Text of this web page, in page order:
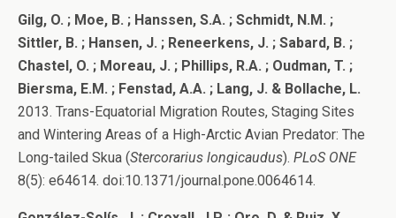
Gilg, O. ; Moe, B. ; Hanssen, S.A. ; Schmidt, N.M. ;
Sittler, B. ; Hansen, J. ; Reneerkens, J. ; Sabard, B. ;
Chastel, O. ; Moreau, J. ; Phillips, R.A. ; Oudman, T. ;
Biersma, E.M. ; Fenstad, A.A. ; Lang, J. & Bollache, L.
2013. Trans-Equatorial Migration Routes, Staging Sites
and Wintering Areas of a High-Arctic Avian Predator: The
Long-tailed Skua (Stercorarius longicaudus). PLoS ONE
8(5): e64614. doi:10.1371/journal.pone.0064614.